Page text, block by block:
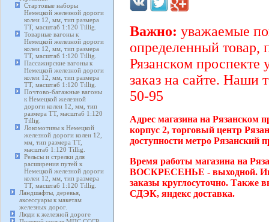
Стартовые наборы
Немецкой железной дороги
колеи 12, мм, тип размера
TT, масштаб 1:120 Tillig.
Товарные вагоны к
Немецкой железной дороги
колеи 12, мм, тип размера
TT, масштаб 1:120 Tillig.
Пассажирские вагоны к
Немецкой железной дороги
колеи 12, мм, тип размера
TT, масштаб 1:120 Tillig.
Почтово-багажные вагоны
к Немецкой железной
дороги колеи 12, мм, тип
размера TT, масштаб 1:120
Tillig.
Локомотивы к Немецкой
железной дороги колеи 12,
мм, тип размера TT,
масштаб 1:120 Tillig.
Рельсы и стрелки для
расширения путей к
Немецкой железной дороги
колеи 12, мм, тип размера
TT, масштаб 1:120 Tillig.
Ландшафты, деревья,
аксессуары к макетам
железных дорог.
Люди к железной дороге
Важно: уважаемые
определенный товар,
Рязанском проспекте
заказ на сайте. Наши
50-95
Адрес магазина на Рязанском
корпус 2, торговый центр
доступности метро Рязанский
Время работы магазина на
ВОСКРЕСЕНЬЕ - выходной.
заказы круглосуточно. Также
СДЭК, яндекс доставка.